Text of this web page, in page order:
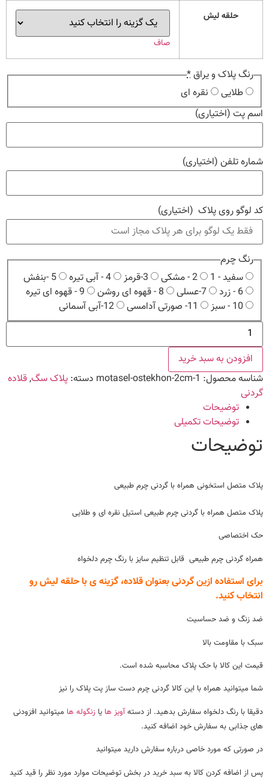
حلقه لیش
صاف
رنگ پلاک و یراق*
اسم پت (اختیاری)
شماره تلفن (اختیاری)
کد لوگو روی پلاک (اختیاری)
رنگ چرم
پلاک
متصل
استخون
گردنی
چرم
طبیعی
دوخت
دار
(2cm)
عدد
افزودن به سبد خرید
شناسه محصول: motasel-ostekhon-2cm-1 دسته: پلاک سگ,قلاده
گردنی
توضیحات
توضیحات تکمیلی
توضیحات
پلاک متصل استخونی همراه با گردنی چرم طبیعی
پلاک متصل همراه با گردنی چرم طبیعی استیل نقره ای و طلایی
حک اختصاصی
همراه گردنی چرم طبیعی قابل تنظیم سایز با رنگ چرم دلخواه
برای استفاده ازین گردنی بعنوان قلاده، گزینه ی با حلقه لیش رو
انتخاب کنید.
ضد زنگ و ضد حساسیت
سبک با مقاومت بالا
قیمت این کالا با حک پلاک محاسبه شده است.
شما میتوانید همراه با این کالا گردنی چرم دست ساز پت پلاک را نیز
دقیقا با رنگ دلخواه سفارش بدهید. از دستهآویز ها یا زنگوله ها میتوانید افزودنی
های جذابی به سفارش خود اضافه کنید.
در صورتی که مورد خاصی درباره سفارش دارید میتوانید
پس از اضافه کردن کالا به سبد خرید در بخش توضیحات موارد مورد نظر را قید کنید